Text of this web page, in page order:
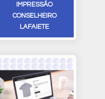
IMPRESSÃO
CONSELHEIRO
LAFAIETE